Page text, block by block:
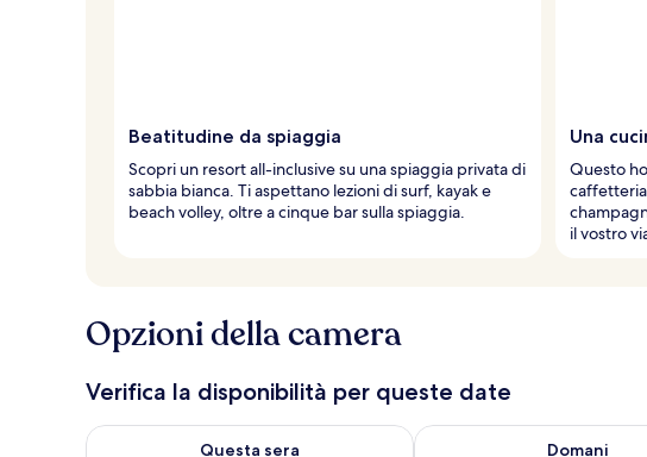
Beatitudine da spiaggia
Scopri un resort all-inclusive su una spiaggia privata di
sabbia bianca. Ti aspettano lezioni di surf, kayak e
beach volley, oltre a cinque bar sulla spiaggia.
Una
Questo
il vostro
Opzioni della camera
Verifica la disponibilità per queste date
Questa sera
Verifica la disponibilità per questa sera, ago 7 - ago 8
Domani
Verifica la disponibilità per